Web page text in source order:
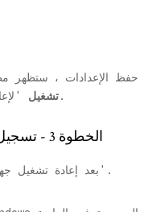
حفظ الإعدادات ، ستظهر
تشغيل'لإعادة تشغيل جهاز الكمبيوتر الخاص بك.
الخطوة 3 - تسجيل الدخول مرة أخرى إلى حسابك
بعد إعادة تشغيل جهازك ، ستعود إلى حساب 'المسؤول'.